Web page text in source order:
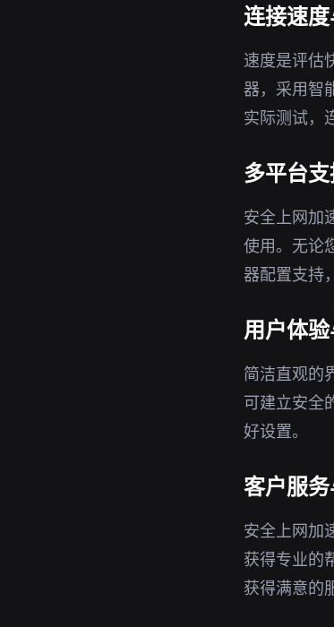
连接速
速度是评估
器，采用智
实际测试，
多平台
安全上网加
使用。无论
器配置支持
用户体
简洁直观的
可建立安全
好设置。
客户服
安全上网加
获得专业的
获得满意的